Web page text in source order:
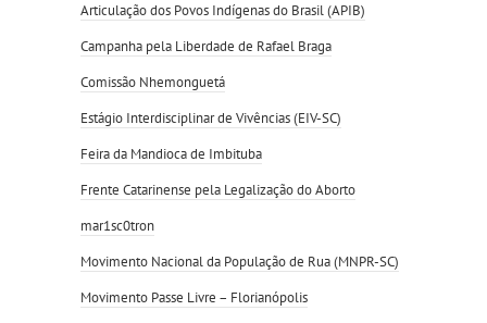
Articulação dos Povos Indígenas do Brasil (APIB)
Campanha pela Liberdade de Rafael Braga
Comissão Nhemonguetá
Estágio Interdisciplinar de Vivências (EIV-SC)
Feira da Mandioca de Imbituba
Frente Catarinense pela Legalização do Aborto
mar1sc0tron
Movimento Nacional da População de Rua (MNPR-SC)
Movimento Passe Livre – Florianópolis